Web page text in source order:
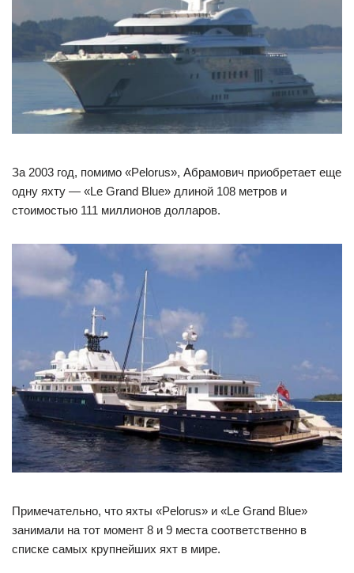
За 2003 год, помимо «Pelorus», Абрамович приобретает еще
одну яхту — «Le Grand Вlue» длиной 108 метров и
стоимостью 111 миллионов долларов.
Примечательно, что яхты «Pelorus» и «Le Grand Вlue»
занимали на тот момент 8 и 9 места соответственно в
списке самых крупнейших яхт в мире.